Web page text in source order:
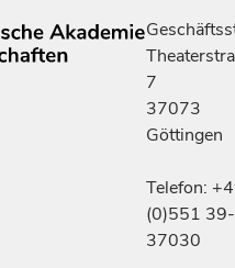
7
37073
Göttingen
Telefon:
(0)551 39-
37030